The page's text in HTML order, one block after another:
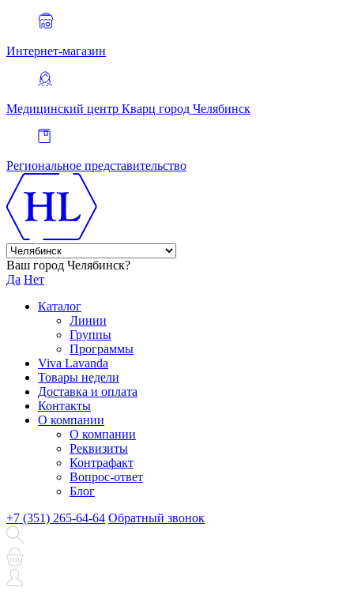
Интернет-магазин
Медицинский центр Кварц город Челябинск
Региональное представительство
Ваш город Челябинск?
Да Нет
Каталог
Линии
Группы
Программы
Viva Lavanda
Товары недели
Доставка и оплата
Контакты
О компании
О компании
Реквизиты
Контрафакт
Вопрос-ответ
Блог
+7 (351) 265-64-64 Обратный звонок